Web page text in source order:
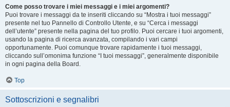
Come posso trovare i miei messaggi e i miei argomenti?
Puoi trovare i messaggi da te inseriti cliccando su “Mostra i tuoi messaggi”
presente nel tuo Pannello di Controllo Utente, e su “Cerca i messaggi
dell’utente” presente nella pagina del tuo profilo. Puoi cercare i tuoi argomenti,
usando la pagina di ricerca avanzata, compilando i vari campi
opportunamente. Puoi comunque trovare rapidamente i tuoi messaggi,
cliccando sull’omonima funzione “I tuoi messaggi”, generalmente disponibile
in ogni pagina della Board.
Top
Sottoscrizioni e segnalibri